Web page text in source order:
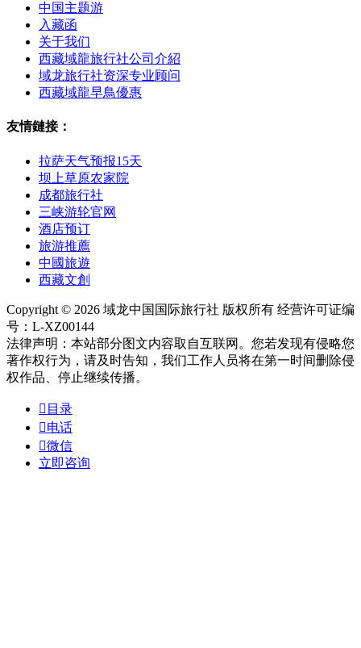
中国主题游
入藏函
关于我们
西藏域龍旅行社公司介紹
域龙旅行社资深专业顾问
西藏域龍早鳥優惠
友情鏈接：
拉萨天气预报15天
坝上草原农家院
成都旅行社
三峡游轮官网
酒店预订
旅游推薦
中國旅遊
西藏文創
Copyright © 2026 域龙中国国际旅行社 版权所有 经营许可证编
号：L-XZ00144
法律声明：本站部分图文内容取自互联网。您若发现有侵略您
著作权行为，请及时告知，我们工作人员将在第一时间删除侵
权作品、停止继续传播。
 目录
电话
微信
立即咨询